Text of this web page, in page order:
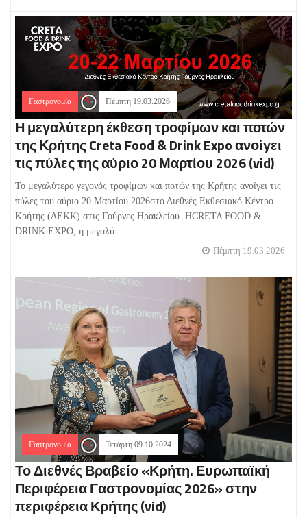
Γαστρονομία Πέμπτη 19.03.2026
Η μεγαλύτερη έκθεση τροφίμων και ποτών
της Κρήτης Creta Food & Drink Expo ανοίγει
τις πύλες της αύριο 20 Μαρτίου 2026 (vid)
Το μεγαλύτερο γεγονός τροφίμων και ποτών της Κρήτης ανοίγει τις
πύλες του αύριο 20 Μαρτίου 2026στο Διεθνές Εκθεσιακό Κέντρο
Κρήτης (ΔΕΚΚ) στις Γούρνες Ηρακλείου. ΗCRETA FOOD &
DRINK EXPO, η μεγαλύ
Πέμπτη 19.03.2026
Γαστρονομία Τετάρτη 09.10.2024
Το Διεθνές Βραβείο «Κρήτη. Ευρωπαϊκή
Περιφέρεια Γαστρονομίας 2026» στην
περιφέρεια Κρήτης (vid)